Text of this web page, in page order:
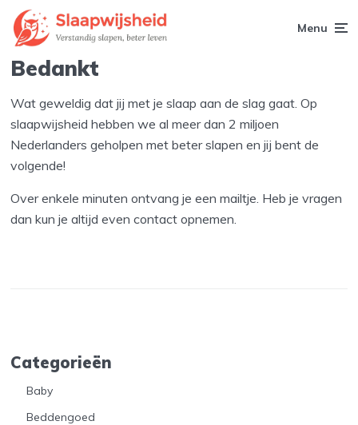
Menu
Bedankt
Wat geweldig dat jij met je slaap aan de slag gaat. Op
slaapwijsheid hebben we al meer dan 2 miljoen
Nederlanders geholpen met beter slapen en jij bent de
volgende!
Over enkele minuten ontvang je een mailtje. Heb je vragen
dan kun je altijd even contact opnemen.
Categorieën
Baby
Beddengoed